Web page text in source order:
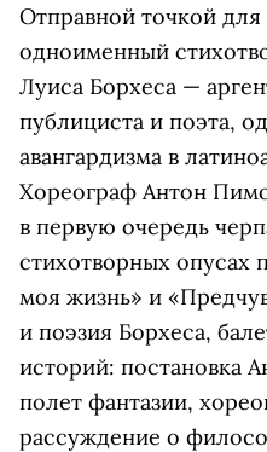
Отправной точкой
одноименный
Луиса Борхеса —
публициста и поэта,
авангардизма в
Хореограф Антон
в первую очередь
стихотворных опусах
моя жизнь» и
и поэзия Борхеса,
историй: постановка
полет фантазии,
рассуждение о